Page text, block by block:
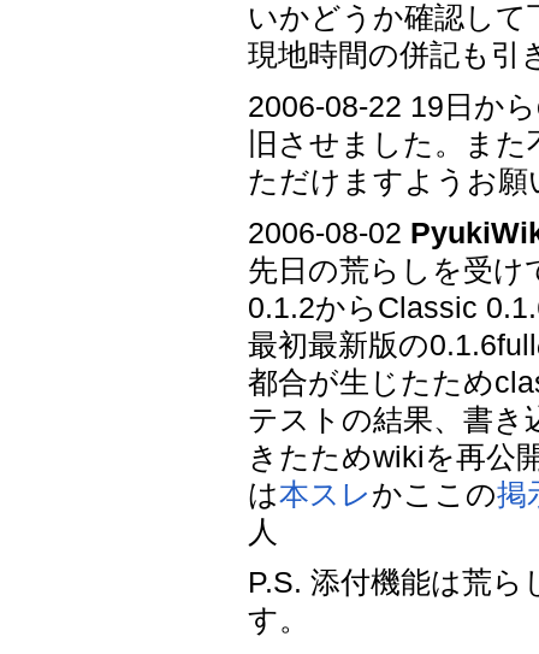
いかどうか確認して
現地時間の併記も引
2006-08-22 19日か
旧させました。ま
ただけますようお願
2006-08-02
先日の荒らしを受
0.1.2からClassic
最初最新版の
都合が生じたため
テストの結果、書き
きたためwikiを再公
は本スレかここの掲
人
P.S. 添付機能は荒
す。